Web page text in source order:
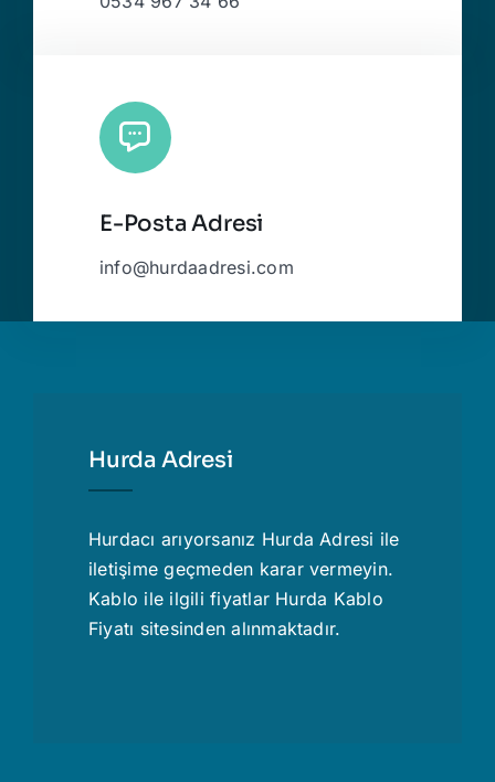
E-Posta Adresi
info@hurdaadresi.com
Hurda Adresi
Hurdacı arıyorsanız Hurda Adresi ile
iletişime geçmeden karar vermeyin.
Kablo ile ilgili fiyatlar Hurda Kablo
Fiyatı sitesinden alınmaktadır.